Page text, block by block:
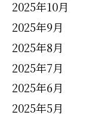
2025年10月
2025年9月
2025年8月
2025年7月
2025年6月
2025年5月